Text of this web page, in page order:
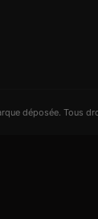
déposée. Tous